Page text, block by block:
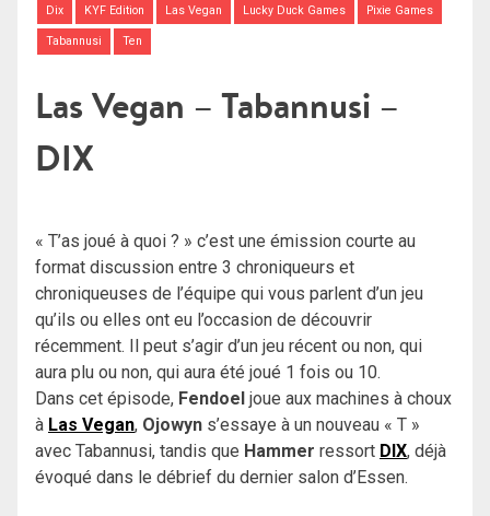
Dix KYF Edition Las Vegan Lucky Duck Games Pixie Games
Tabannusi Ten
Las Vegan – Tabannusi –
DIX
« T’as joué à quoi ? » c’est une émission courte au
format discussion entre 3 chroniqueurs et
chroniqueuses de l’équipe qui vous parlent d’un jeu
qu’ils ou elles ont eu l’occasion de découvrir
récemment. Il peut s’agir d’un jeu récent ou non, qui
aura plu ou non, qui aura été joué 1 fois ou 10.
Dans cet épisode, Fendoel joue aux machines à choux
à Las Vegan, Ojowyn s’essaye à un nouveau « T »
avec Tabannusi, tandis que Hammer ressort DIX, déjà
évoqué dans le débrief du dernier salon d’Essen.